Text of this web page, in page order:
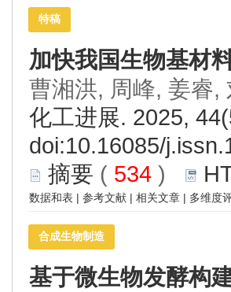
特稿
加快我国生物基材
曹湘洪, 周峰, 姜睿,
化工进展. 2025,
doi:10.16085/
摘要 ( 534 )
数据和表 | 参考文献 | 相关文章 | 多维度
合成生物制造
基于微生物发酵构